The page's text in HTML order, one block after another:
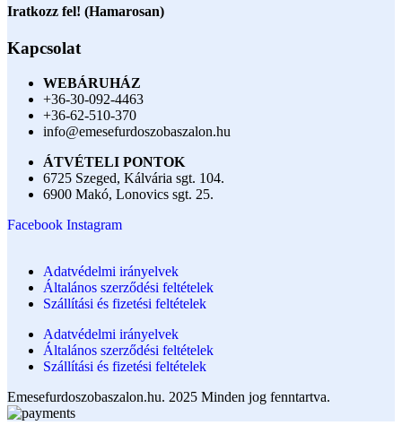
Iratkozz fel! (Hamarosan)
Kapcsolat
WEBÁRUHÁZ
+36-30-092-4463
+36-62-510-370
info@emesefurdoszobaszalon.hu
ÁTVÉTELI PONTOK
6725 Szeged, Kálvária sgt. 104.​
6900 Makó, Lonovics sgt. 25.
Facebook Instagram
Adatvédelmi irányelvek
Általános szerződési feltételek
Szállítási és fizetési feltételek
Adatvédelmi irányelvek
Általános szerződési feltételek
Szállítási és fizetési feltételek
Emesefurdoszobaszalon.hu. 2025 Minden jog fenntartva.